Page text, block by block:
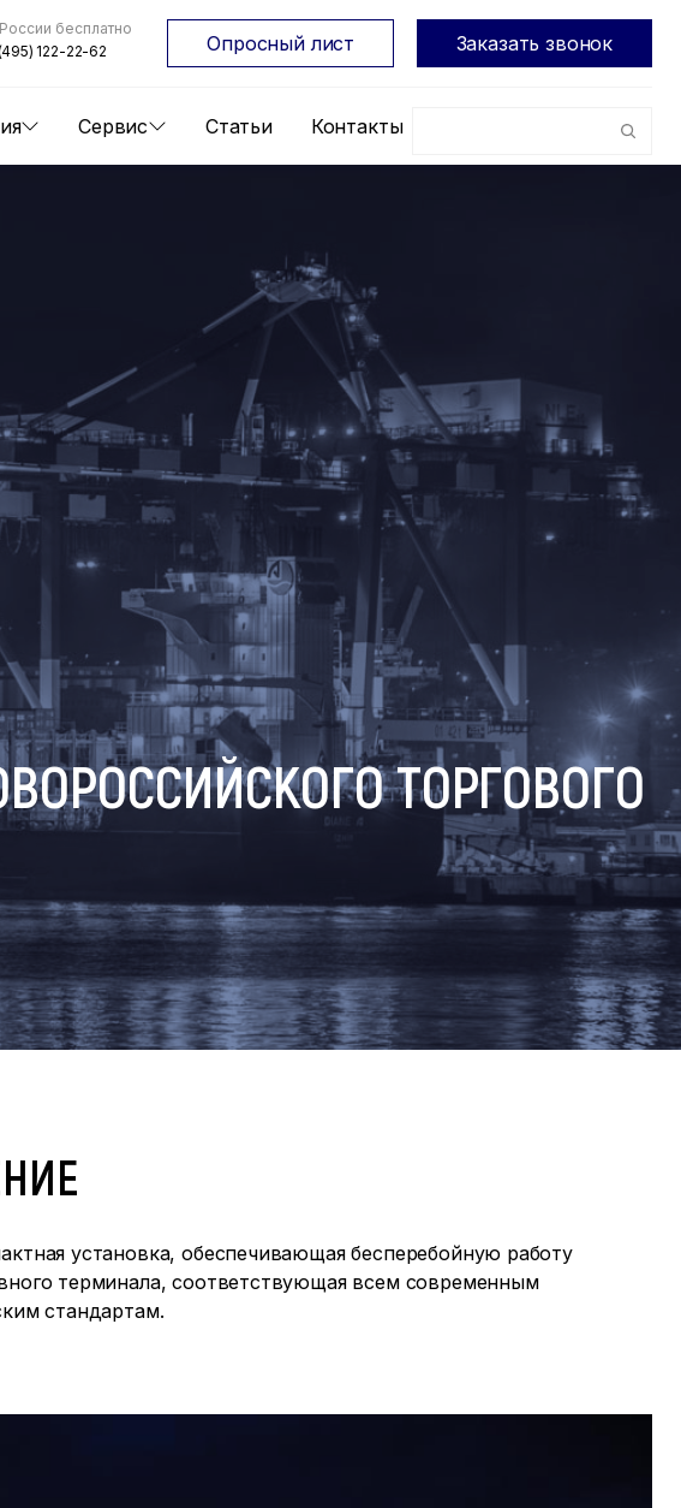
Сервис Статьи Контакты
бесплатно
122-22-62
Опросный лист Заказать звонок
ТОРГОВОГО
установка, обеспечивающая бесперебойную работу
терминала, соответствующая всем современным
стандартам.